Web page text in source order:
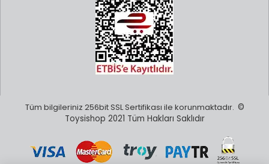
Tüm bilgileriniz 256bit SSL Sertifikası ile korunmaktadır. ©
Toysishop 2021 Tüm Hakları Saklıdır